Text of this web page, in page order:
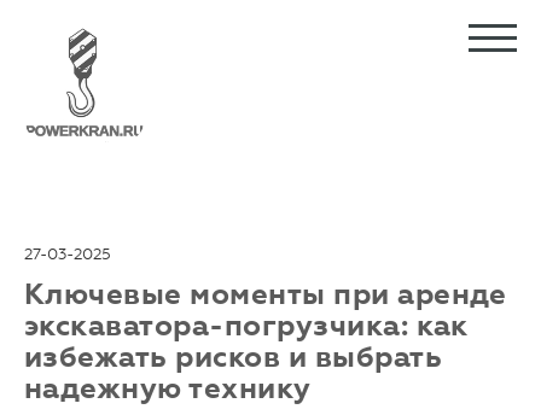
27-03-2025
Ключевые моменты при аренде
экскаватора-погрузчика: как
избежать рисков и выбрать
надежную технику